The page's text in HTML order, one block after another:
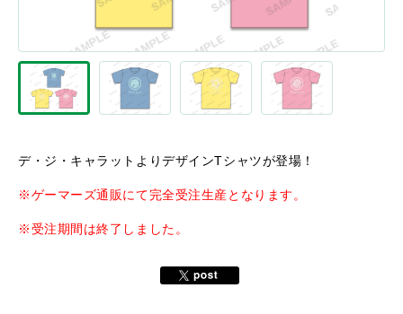
デ・ジ・キャラットよりデザインTシャツが登場！
※ゲーマーズ通販にて完全受注生産となります。
※受注期間は終了しました。